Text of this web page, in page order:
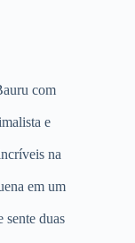
com
e
na
em um
sente duas